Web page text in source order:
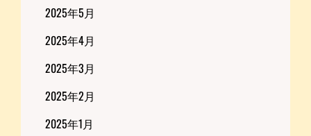
2025年5月
2025年4月
2025年3月
2025年2月
2025年1月